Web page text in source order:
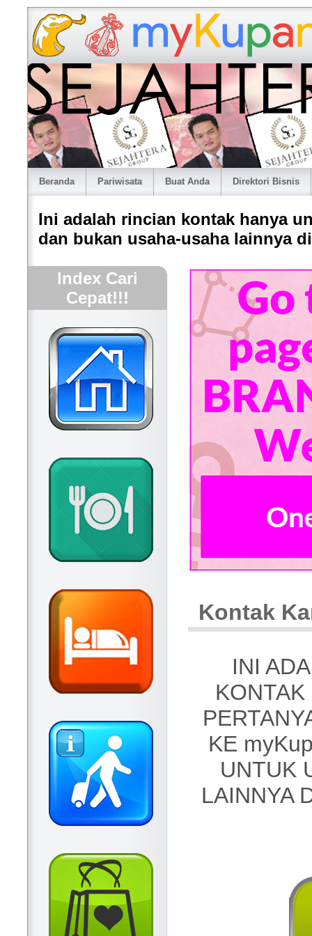
Beranda Pariwisata Buat Anda Direktori Bisnis
Ini adalah rincian kontak hanya
dan bukan usaha-usaha lainnya
Index Cari
Cepat!!!
Kontak
INI
KE
UNTUK
LAINNYA